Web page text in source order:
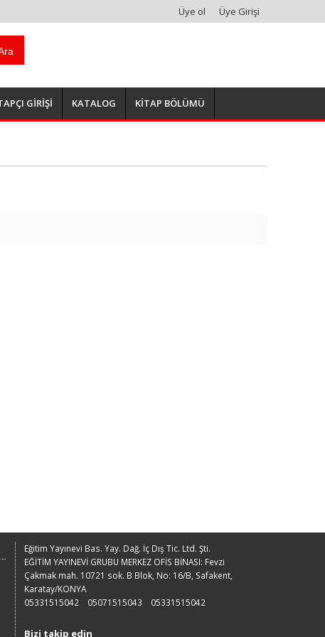
Üye ol Üye Girişi
GİRİŞİ KATALOG KİTAP BÖLÜMÜ
Eğitim Yayınevi Bas. Yay. Dağ. İç Dış Tic. Ltd. Şti.
EĞİTİM YAYINEVİ GRUBU MERKEZ OFİS BİNASI: Fevzi
Çakmak mah. 10721 sok. B Blok, No: 16/B, Safakent,
Karatay/KONYA
05331515042
05071515043 05331515042
Bizi takip edin